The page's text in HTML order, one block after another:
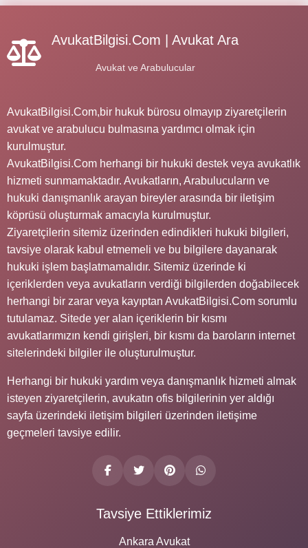
AvukatBilgisi.Com | Avukat Ara
Avukat ve Arabulucular
AvukatBilgisi.Com,bir hukuk bürosu olmayıp ziyaretçilerin
avukat ve arabulucu bulmasına yardımcı olmak için
kurulmuştur.
AvukatBilgisi.Com herhangi bir hukuki destek veya avukatlık
hizmeti sunmamaktadır. Avukatların, Arabulucuların ve
hukuki danışmanlık arayan bireyler arasında bir iletişim
köprüsü oluşturmak amacıyla kurulmuştur.
Ziyaretçilerin sitemiz üzerinden edindikleri hukuki bilgileri,
tavsiye olarak kabul etmemeli ve bu bilgilere dayanarak
hukuki işlem başlatmamalıdır. Sitemiz üzerinde ki
içeriklerden veya avukatların verdiği bilgilerden doğabilecek
herhangi bir zarar veya kayıptan AvukatBilgisi.Com sorumlu
tutulamaz. Sitede yer alan içeriklerin bir kısmı
avukatlarımızın kendi girişleri, bir kısmı da baroların internet
sitelerindeki bilgiler ile oluşturulmuştur.
Herhangi bir hukuki yardım veya danışmanlık hizmeti almak
isteyen ziyaretçilerin, avukatın ofis bilgilerinin yer aldığı
sayfa üzerindeki iletişim bilgileri üzerinden iletişime
geçmeleri tavsiye edilir.
Tavsiye Ettiklerimiz
Ankara Avukat